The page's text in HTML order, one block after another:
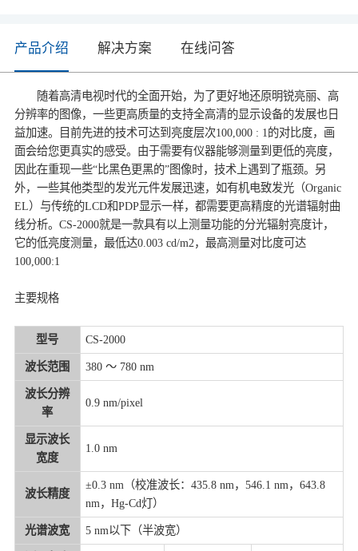
产品介绍 解决方案 在线问答
随着高清电视时代的全面开始，为了更好地还原明锐亮丽、高
分辨率的图像，一些更高质量的支持全高清的显示设备的发展也日
益加速。目前先进的技术可达到亮度层次100,000 : 1的对比度，画
面会给您更真实的感受。由于需要有仪器能够测量到更低的亮度，
因此在重现一些“比黑色更黑的”图像时，技术上遇到了瓶颈。另
外，一些其他类型的发光元件发展迅速，如有机电致发光（Organic
EL）与传统的LCD和PDP显示一样，都需要更高精度的光谱辐射曲
线分析。CS-2000就是一款具有以上测量功能的分光辐射亮度计，
它的低亮度测量，最低达0.003 cd/m2，最高测量对比度可达
100,000:1
主要规格
型号 CS-2000
波长范围 380 ～ 780 nm
波长分辨
率
0.9 nm/pixel
显示波长
宽度
1.0 nm
波长精度
±0.3 nm（校准波长：435.8 nm，546.1 nm，643.8
nm，Hg-Cd灯）
光谱波宽 5 nm以下（半波宽）